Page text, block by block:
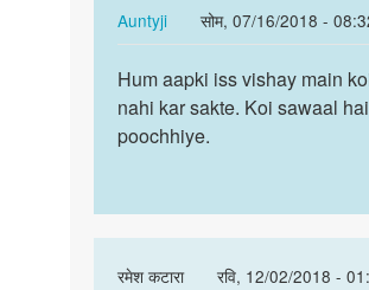
kya
by
Auntyji
my…
Auntyji
सोम, 07/16/2018 - 08:32
In
reply
to
Mein
job
hu
my…
by
Hum
aapki
iss
Hum aapki iss vishay main
nahi kar sakte. Koi sawaal
poochhiye.
रमेश कटारा
रवि, 12/02/2018 -
In